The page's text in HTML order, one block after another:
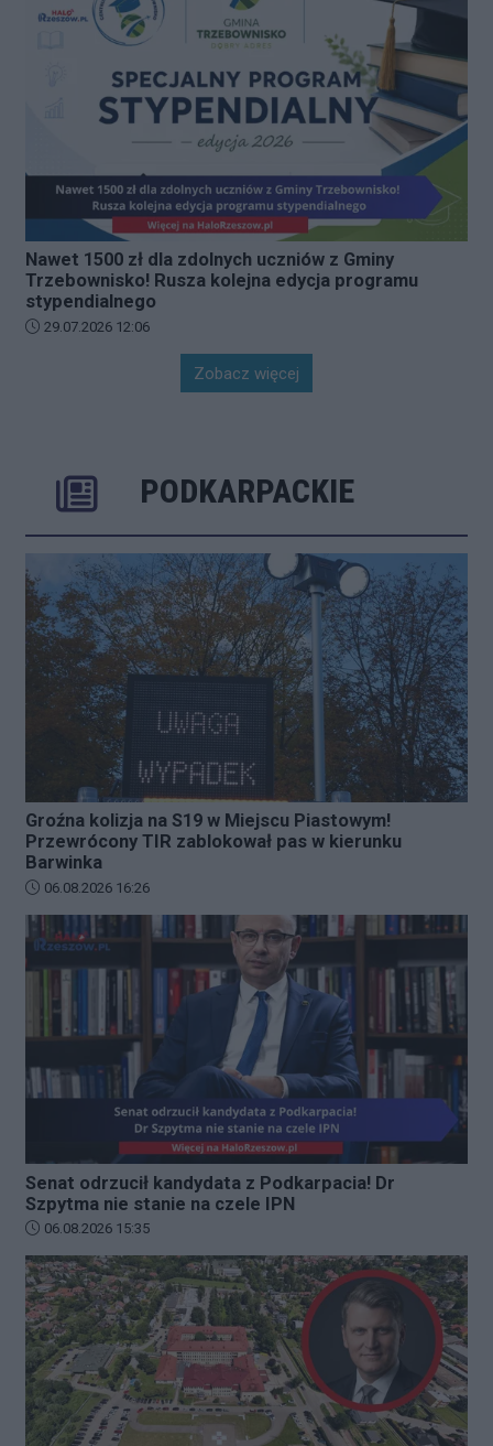
Nawet 1500 zł dla zdolnych uczniów z Gminy
Trzebownisko! Rusza kolejna edycja programu
stypendialnego
Data dodania artykułu:
29.07.2026 12:06
Zobacz więcej
PODKARPACKIE
Groźna kolizja na S19 w Miejscu Piastowym!
Przewrócony TIR zablokował pas w kierunku
Barwinka
Data dodania artykułu:
06.08.2026 16:26
Senat odrzucił kandydata z Podkarpacia! Dr
Szpytma nie stanie na czele IPN
Data dodania artykułu:
06.08.2026 15:35